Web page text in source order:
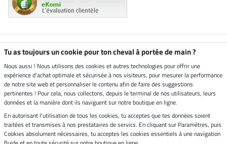
Boutique climatiquement
Livraison par
Paiement sécurisé
Tu as toujours un cookie pour ton cheval à portée de main ?
Nous aussi ! Nous utilisons des cookies et autres technologies pour offrir une
expérience d'achat optimale et sécurisée à nos visiteurs, pour mesurer la performance
de notre site web et personnaliser le contenu afin de faire des suggestions
pertinentes ! Pour cela, nous collectons, depuis le terminal de nos utilisateurs, leurs
données et la manière dont ils naviguent sur notre boutique en ligne.
En autorisant l'utilisation de tous les cookies, tu acceptes que tes données soient
traitées et transmises à nos prestataires de servics. En cliquant sur Paramètres, puis
Cookies absolument nécessaires, tu acceptes les cookies essentiels à une navigation